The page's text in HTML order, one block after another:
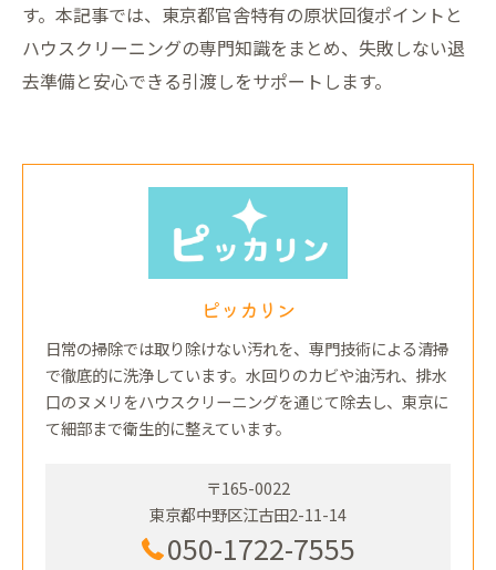
す。本記事では、東京都官舎特有の原状回復ポイントと
ハウスクリーニングの専門知識をまとめ、失敗しない退
去準備と安心できる引渡しをサポートします。
ピッカリン
日常の掃除では取り除けない汚れを、専門技術による清掃
で徹底的に洗浄しています。水回りのカビや油汚れ、排水
口のヌメリをハウスクリーニングを通じて除去し、東京に
て細部まで衛生的に整えています。
〒165-0022
東京都中野区江古田2-11-14
050-1722-7555